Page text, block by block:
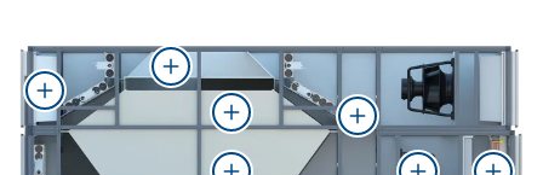
Tilluftfiltrering i to trin
Varmebatteri
Energibesparende EC-
ventilatorer
Komplet rengøring af
varmeveksleren mulig
uden demontering
Korrosionsfri
modstrømsvarmeveksler
af polypropylen
Konstant regulerede
recirkulationsluftspjæld til
varmeformål
Bypass
Integreret bypass for begge
luftveje for at forhindre
overophedning ved
Profileret, lukket
rammekonstruktion af
galvaniseret og
pulverlakeret stålplade